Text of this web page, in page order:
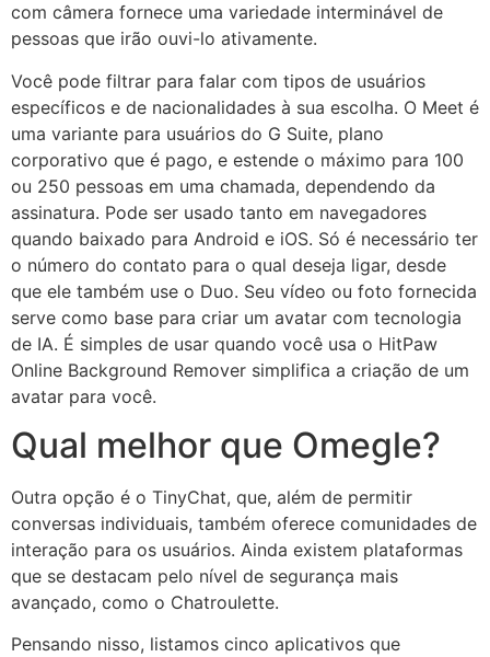
com câmera fornece uma variedade interminável de
pessoas que irão ouvi-lo ativamente.
Você pode filtrar para falar com tipos de usuários
específicos e de nacionalidades à sua escolha. O Meet é
uma variante para usuários do G Suite, plano
corporativo que é pago, e estende o máximo para 100
ou 250 pessoas em uma chamada, dependendo da
assinatura. Pode ser usado tanto em navegadores
quando baixado para Android e iOS. Só é necessário ter
o número do contato para o qual deseja ligar, desde
que ele também use o Duo. Seu vídeo ou foto fornecida
serve como base para criar um avatar com tecnologia
de IA. É simples de usar quando você usa o HitPaw
Online Background Remover simplifica a criação de um
avatar para você.
Qual melhor que Omegle?
Outra opção é o TinyChat, que, além de permitir
conversas individuais, também oferece comunidades de
interação para os usuários. Ainda existem plataformas
que se destacam pelo nível de segurança mais
avançado, como o Chatroulette.
Pensando nisso, listamos cinco aplicativos que